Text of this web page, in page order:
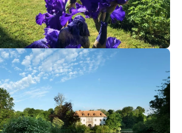
von Abfällen, die beim
Parks entstehen, sind die
im zentralen Parkbereich zu
Randbereichen des Parks ist
Verunreinigungen, das
von Abfällen im Park außerhalb
und illegales Müllentsorgen
Tätigkeiten jeder Art (z. B. Foto-